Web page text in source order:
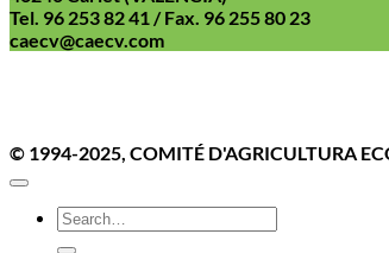
Tel. 96 253 82 41 / Fax. 96 255 80 23
caecv@caecv.com
© 1994-2025, COMITÉ D'AGRICULTURA